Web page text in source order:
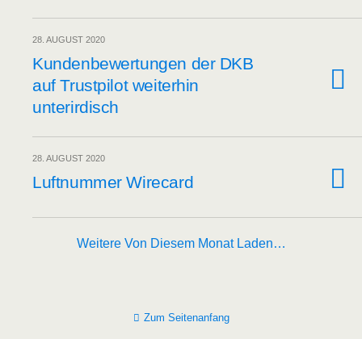
28. AUGUST 2020
Kun­den­be­wer­tun­gen der DKB
auf Trust­pi­lot wei­ter­hin
unterirdisch
28. AUGUST 2020
Luft­num­mer Wirecard
Weitere Von Diesem Monat Laden…
Zum Seitenanfang